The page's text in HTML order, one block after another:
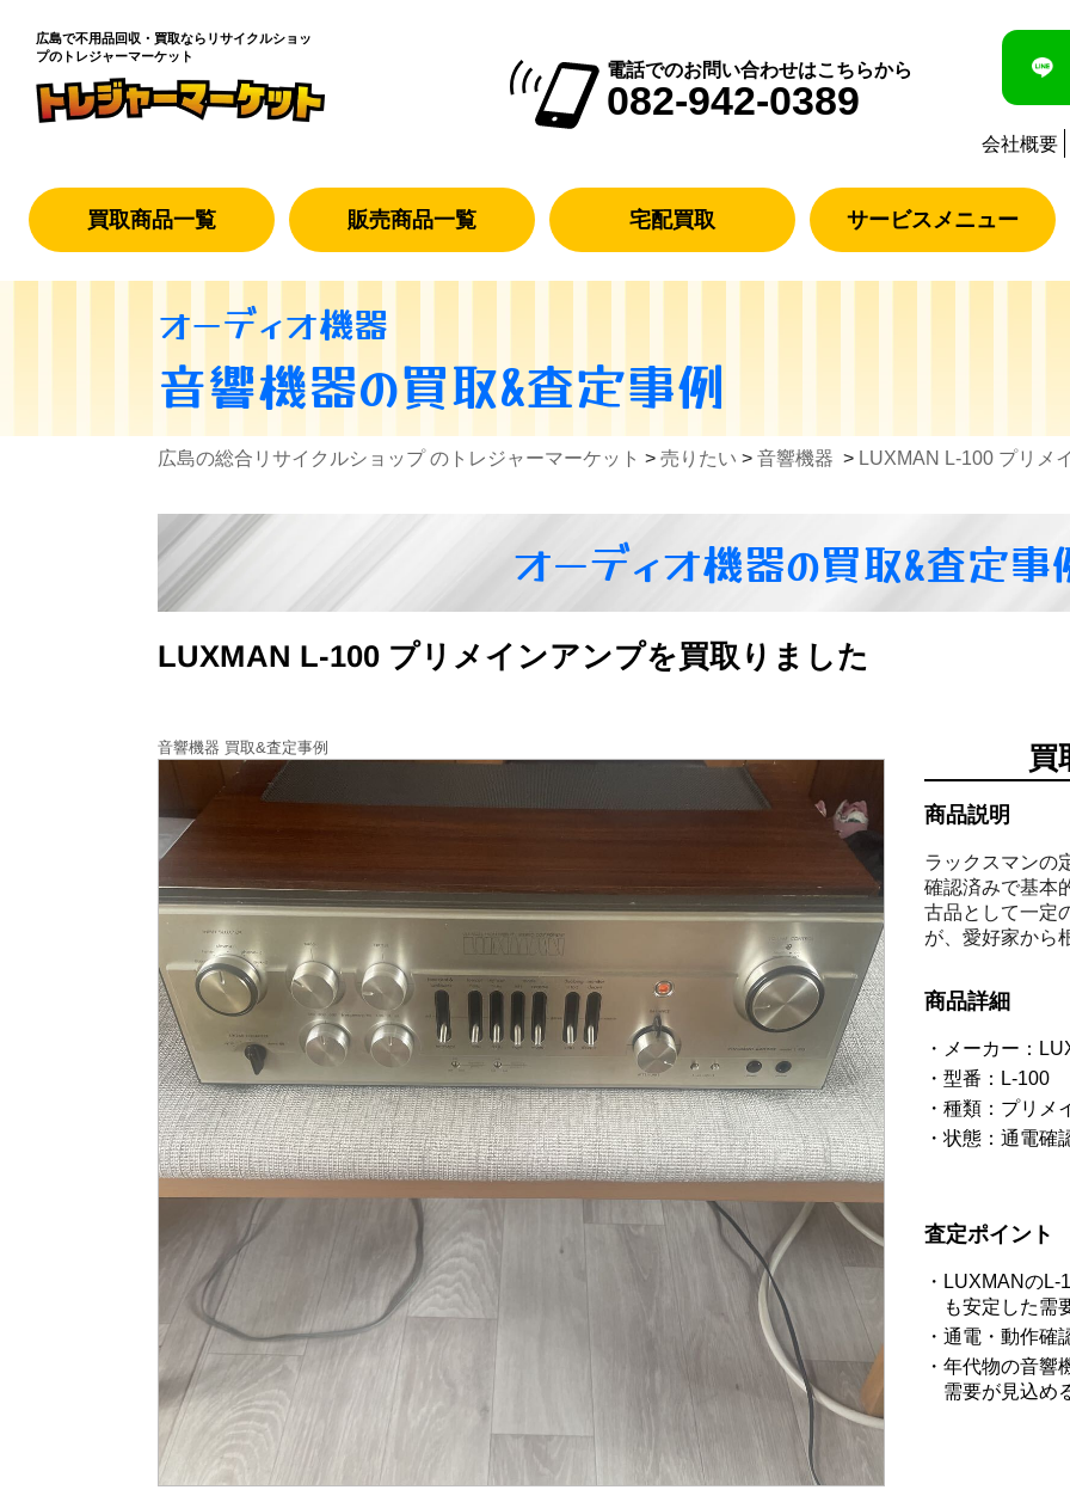
広島で不用品回収・買取なら リサイクルショッ
プのトレジャーマーケット
電話でのお問い合わせはこちらから
082-942-0389
会社概要
買取商品一覧 販売商品一覧 宅配買取 サービスメニュー
オーディオ機器
音響機器の買取&査定事例
広島の総合リサイクルショップ のトレジャーマーケット > 売りたい > 音響機器 > LUXMAN L-100 プリメ
オーディオ機器の買取&査定事
LUXMAN L-100 プリメインアンプを買取りました
買
商品説明
ラックスマンの
確認済みで基本
古品として一定
が、愛好家から
商品詳細
メーカー：
型番：L-100
種類：プリメ
状態：通電確
査定ポイント
LUXMANのL-
も安定した需
通電・動作確
年代物の音響
需要が見込め
音響機器 買取&査定事例